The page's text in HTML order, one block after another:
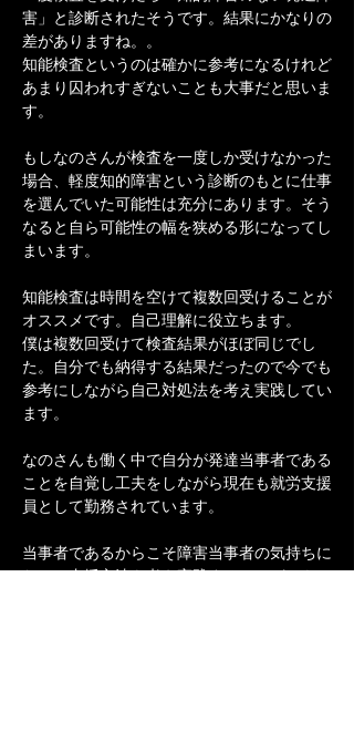
害」と診断されたそうです。結果にかなりの
差がありますね。。
知能検査というのは確かに参考になるけれど
あまり囚われすぎないことも大事だと思いま
す。
もしなのさんが検査を一度しか受けなかった
場合、軽度知的障害という診断のもとに仕事
を選んでいた可能性は充分にあります。そう
なると自ら可能性の幅を狭める形になってし
まいます。
知能検査は時間を空けて複数回受けることが
オススメです。自己理解に役立ちます。
僕は複数回受けて検査結果がほぼ同じでし
た。自分でも納得する結果だったので今でも
参考にしながら自己対処法を考え実践してい
ます。
なのさんも働く中で自分が発達当事者である
ことを自覚し工夫をしながら現在も就労支援
員として勤務されています。
当事者であるからこそ障害当事者の気持ちに
なって支援方法を考え実践することができ